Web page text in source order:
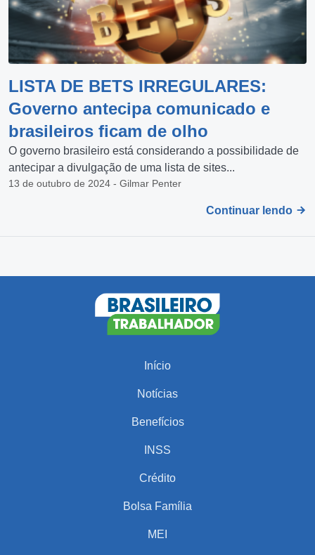
LISTA DE BETS IRREGULARES:
Governo antecipa comunicado e
brasileiros ficam de olho
O governo brasileiro está considerando a possibilidade de
antecipar a divulgação de uma lista de sites...
13 de outubro de 2024 - Gilmar Penter
Continuar lendo
Início
Notícias
Benefícios
INSS
Crédito
Bolsa Família
MEI